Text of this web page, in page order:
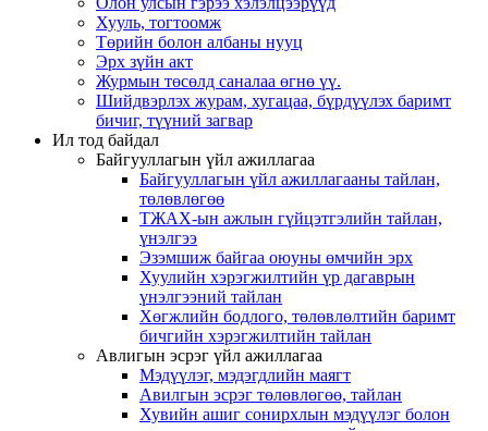
Хууль, тогтоомж
Төрийн болон албаны нууц
Эрх зүйн акт
Журмын төсөлд саналаа өгнө үү.
Шийдвэрлэх журам, хугацаа, бүрдүүлэх баримт
бичиг, түүний загвар
Ил тод байдал
Байгууллагын үйл ажиллагаа
Байгууллагын үйл ажиллагааны тайлан,
төлөвлөгөө
ТЖАХ-ын ажлын гүйцэтгэлийн тайлан,
үнэлгээ
Эзэмшиж байгаа оюуны өмчийн эрх
Хуулийн хэрэгжилтийн үр дагаврын
үнэлгээний тайлан
Хөгжлийн бодлого, төлөвлөлтийн баримт
бичгийн хэрэгжилтийн тайлан
Авлигын эсрэг үйл ажиллагаа
Мэдүүлэг, мэдэгдлийн маягт
Авилгын эсрэг төлөвлөгөө, тайлан
Хувийн ашиг сонирхлын мэдүүлэг болон